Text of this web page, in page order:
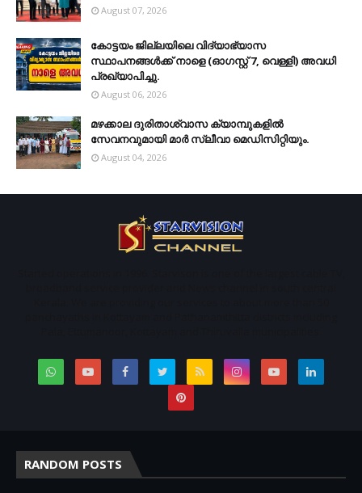
August 07, 2026
കോട്ടയം ജില്ലയിലെ വിദ്യാഭ്യാസ
സ്ഥാപനങ്ങള്‍ക്ക് നാളെ (ഓഗസ്റ്റ് 7, വെള്ളി) അവധി
പ്രഖ്യാപിച്ചു.
August 06, 2026
മഴക്കാല ദുരിതാശ്വാസ ക്യാമ്പുകളിൽ
സേവനവുമായി മാർ സ്ലീവാ മെഡിസിറ്റിയും.
August 04, 2026
RANDOM POSTS